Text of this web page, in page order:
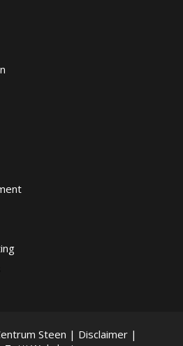
Steen | Disclaimer|